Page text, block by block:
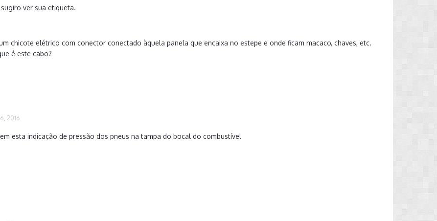
ver sua etiqueta.
chicote elétrico com conector conectado àquela panela que encaixa no estepe e onde ficam macaco, chaves, etc.
é este cabo?
2016
esta indicação de pressão dos pneus na tampa do bocal do combustível